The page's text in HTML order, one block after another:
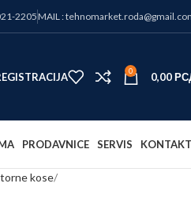
2205MAIL :
0 0,00
PRODAVNICE SERVIS KONTAKT
kose